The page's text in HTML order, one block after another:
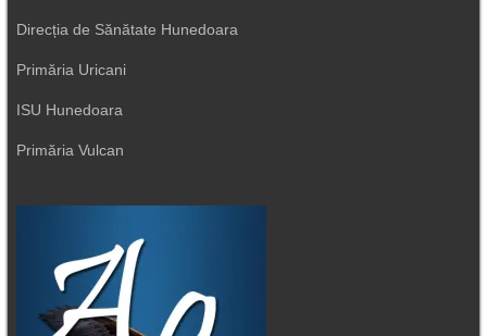
Direcția de Sănătate Hunedoara
Primăria Uricani
ISU Hunedoara
Primăria Vulcan